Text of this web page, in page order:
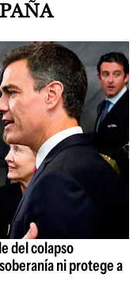
del colapso
ni protege a